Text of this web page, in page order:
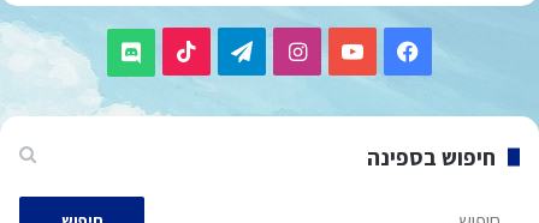
Facebook
YouTube
Instagram
Telegram
TikTok
Discord
חיפוש בספינה
חיפוש: